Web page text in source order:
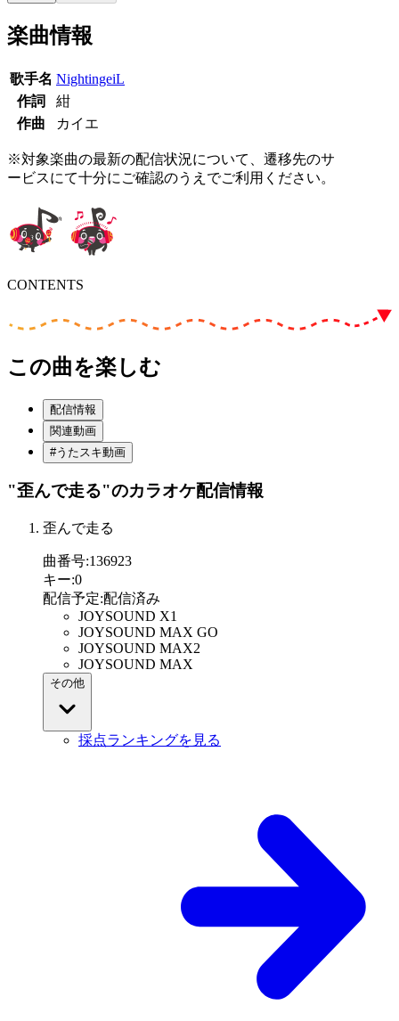
楽曲情報
歌手名 NightingeiL
作詞
紺
作曲
カイエ
※対象楽曲の最新の配信状況について、遷移先のサ
ービスにて十分にご確認のうえでご利用ください。
CONTENTS
この曲を楽しむ
配信情報
関連動画
#うたスキ動画
"歪んで走る"のカラオケ配信情報
歪んで走る
曲番号:136923
キー:0
配信予定:配信済み
JOYSOUND X1
JOYSOUND MAX GO
JOYSOUND MAX2
JOYSOUND MAX
その他
採点ランキングを見る